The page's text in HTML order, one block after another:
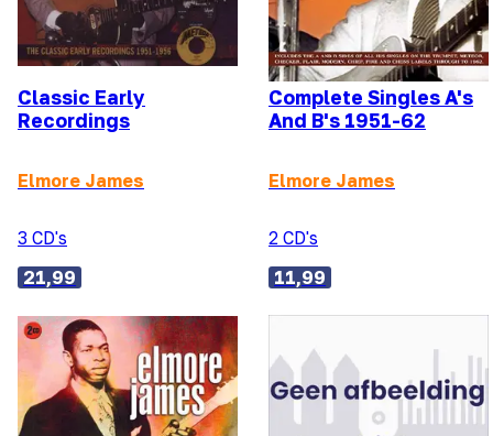
Classic Early
Recordings
Elmore James
3 CD's
21,99
Complete Singles A's
And B's 1951-62
Elmore James
2 CD's
11,99